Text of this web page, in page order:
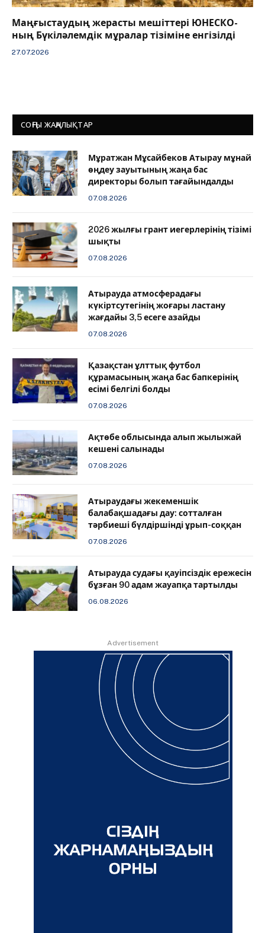
Маңғыстаудың жерасты мешіттері ЮНЕСКО-
ның Бүкіләлемдік мұралар тізіміне енгізілді
27.07.2026
СОҢҒЫ ЖАҢАЛЫҚТАР
Мұратжан Мұсайбеков Атырау мұнай
өңдеу зауытының жаңа бас
директоры болып тағайындалды
07.08.2026
2026 жылғы грант иегерлерінің тізімі
шықты
07.08.2026
Атырауда атмосферадағы
күкіртсутегінің жоғары ластану
жағдайы 3,5 есеге азайды
07.08.2026
Қазақстан ұлттық футбол
құрамасының жаңа бас бапкерінің
есімі белгілі болды
07.08.2026
Ақтөбе облысында алып жылыжай
кешені салынады
07.08.2026
Атыраудағы жекеменшік
балабақшадағы дау: сотталған
тәрбиеші бүлдіршінді ұрып-соққан
07.08.2026
Атырауда судағы қауіпсіздік ережесін
бұзған 90 адам жауапқа тартылды
06.08.2026
Advertisement